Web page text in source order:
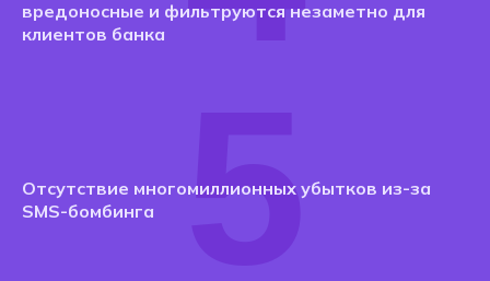
вредоносные и фильтруются незаметно для
клиентов банка
Отсутствие многомиллионных убытков из-за
SMS-бомбинга
5